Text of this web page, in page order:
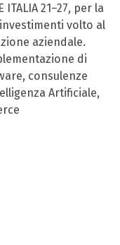
21–27, per la
volto al
aziendale.
di
consulenze
Artificiale,